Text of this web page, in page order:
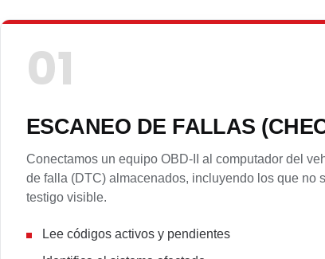
01
ESCANEO DE FALLAS
Conectamos un equipo OBD-II al computador del
de falla (DTC) almacenados, incluyendo los que no
testigo visible.
Lee códigos activos y pendientes